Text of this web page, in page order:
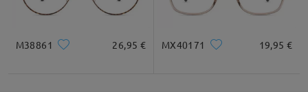
M38861 26,95 € MX40171 19,95 €